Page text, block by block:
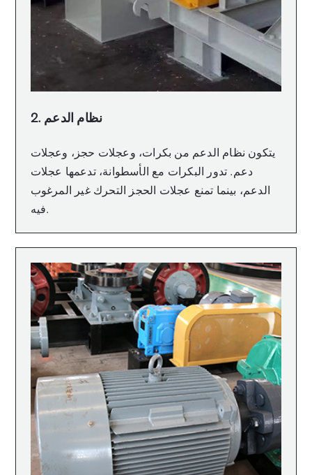
2. نظام الدعم
يتكون نظام الدعم من بكرات، وعجلات حجز، وعجلات
دعم. تدور البكرات مع الأسطوانة، تدعمها عجلات
الدعم، بينما تمنع عجلات الحجز التحرك غير المرغوب
فيه.